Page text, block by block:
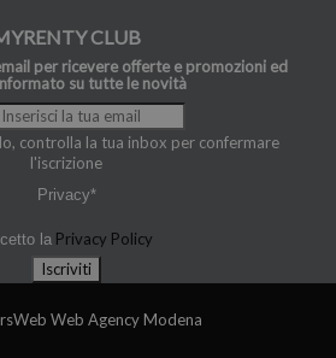
CLUB
per ricevere offerte e promozioni ed
su tutte le novità
controlla la tua inbox per confermare
l'iscrizione
Privacy*
la Privacy Policy
Iscriviti
Web Agency Modena